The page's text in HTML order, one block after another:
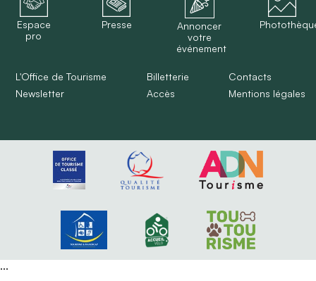
Espace
pro
Presse
Annoncer
votre
événement
L'Office de Tourisme
Newsletter
Billetterie
Accès
Contacts
Mentions légales
...